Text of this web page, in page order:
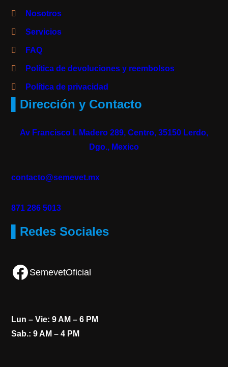
Nosotros
Servicios
FAQ
Política de devoluciones y reembolsos
Política de privacidad
▌Dirección y Contacto
Av Francisco I. Madero 289, Centro, 35150 Lerdo,
Dgo., Mexico
contacto@semevet.mx
871 286 5013
▌Redes Sociales
Facebook SemevetOficial
Lun – Vie: 9 AM – 6 PM
Sab.: 9 AM – 4 PM